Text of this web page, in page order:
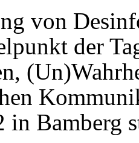
von
der
in Bamberg